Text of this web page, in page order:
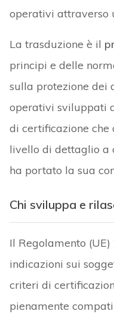
operativi attraverso
La trasduzione è il
principi e delle
sulla protezione dei
operativi sviluppati
di certificazione
livello di dettaglio a
ha portato la sua
Chi sviluppa e
Il Regolamento
indicazioni sui
criteri di
pienamente